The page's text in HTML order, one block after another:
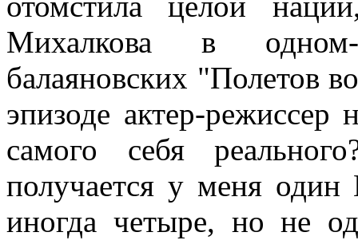
Михалкова в одном-
балаяновских "Полетов
эпизоде актер-режиссер
самого себя
получается у меня один
иногда четыре, но не